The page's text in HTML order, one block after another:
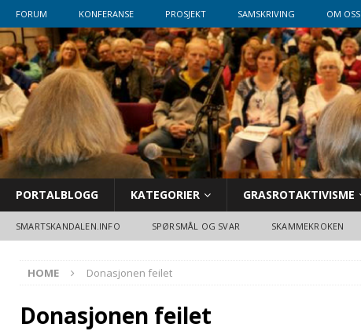
FORUM KONFERANSE PROSJEKT SAMSKRIVING OM OSS
PORTALBLOGG KATEGORIER GRASROTAKTIVISME
SMARTSKANDALEN.INFO SPØRSMÅL OG SVAR SKAMMEKROKEN
HOME Donasjonen feilet
Donasjonen feilet